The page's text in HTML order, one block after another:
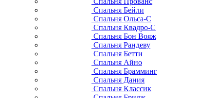
Спальня Бейли
Спальня Ольса-С
Спальня Квадро-С
Спальня Бон Вояж
Спальня Рандеву
Спальня Бетти
Спальня Айно
Спальня Брамминг
Спальня Дания
Спальня Классик